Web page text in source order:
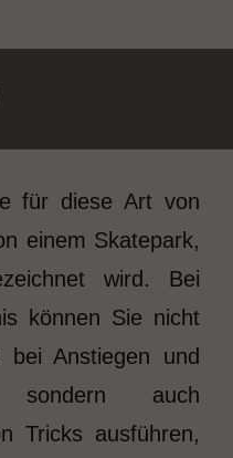
für diese Art von
einem Skatepark,
wird. Bei
können Sie nicht
bei Anstiegen und
sondern auch
Tricks ausführen,